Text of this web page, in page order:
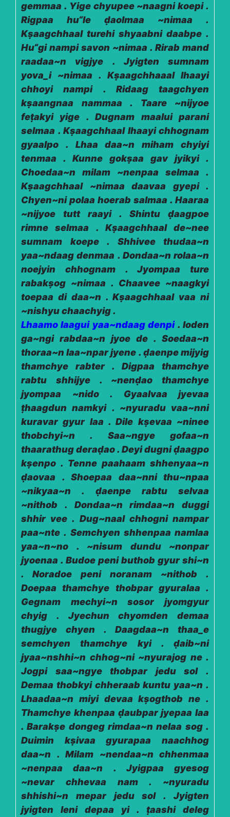
gemmaa . Yige chyupee ~naagni koepi .
Rigpaa hu“le ḍaolmaa ~nimaa .
Kṣaagchhaal turehi shyaabni daabpe .
Hu“gi nampi savon ~nimaa . Rirab mand
raadaa~n vigjye . Jyigten sumnam
yova_i ~nimaa . Kṣaagchhaaal lhaayi
chhoyi nampi . Ridaag taagchyen
kṣaangnaa nammaa . Taare ~nijyoe
feṭakyi yige . Dugnam maalui parani
selmaa . Kṣaagchhaal lhaayi chhognam
gyaalpo . Lhaa daa~n miham chyiyi
tenmaa . Kunne gokṣaa gav jyikyi .
Choedaa~n milam ~nenpaa selmaa .
Kṣaagchhaal ~nimaa daavaa gyepi .
Chyen~ni polaa hoerab salmaa . Haaraa
~nijyoe tutt raayi . Shintu ḍaagpoe
rimne selmaa . Kṣaagchhaal de~nee
sumnam koepe . Shhivee thudaa~n
yaa~ndaag denmaa . Dondaa~n rolaa~n
noejyin chhognam . Jyompaa ture
rabakṣog ~nimaa . Chaavee ~naagkyi
toepaa di daa~n . Kṣaagchhaal vaa ni
~nishyu chaachyig .
Lhaamo laagui yaa~ndaag denpi .loden
ga~ngi rabdaa~n jyoe de . Soedaa~n
thoraa~n laa~npar jyene . ḍaenpe mijyig
thamchye rabter . Digpaa thamchye
rabtu shhijye . ~nenḍao thamchye
jyompaa ~nido . Gyaalvaa jyevaa
ṭhaagdun namkyi . ~nyuradu vaa~nni
kuravar gyur laa . Dile kṣevaa ~ninee
thobchyi~n . Saa~ngye gofaa~n
thaarathug deraḍao . Deyi dugni ḍaagpo
kṣenpo . Tenne paahaam shhenyaa~n
ḍaovaa . Shoepaa daa~nni thu~npaa
~nikyaa~n . ḍaenpe rabtu selvaa
~nithob . Dondaa~n rimdaa~n duggi
shhir vee . Dug~naal chhogni nampar
paa~nte . Semchyen shhenpaa namlaa
yaa~n~no . ~nisum dundu ~nonpar
jyoenaa . Budoe peni buthob gyur shi~n
. Noradoe peni noranam ~nithob .
Doepaa thamchye thobpar gyuralaa .
Gegnam mechyi~n sosor jyomgyur
chyig . Jyechun chyomden demaa
thugjye chyen . Daagdaa~n thaa_e
semchyen thamchye kyi . ḍaib~ni
jyaa~nshhi~n chhog~ni ~nyurajog ne .
Jogpi saa~ngye thobpar jedu sol .
Demaa thobkyi chheraab kuntu yaa~n .
Lhaadaa~n miyi devaa kṣogthob ne .
Thamchye khenpaa ḍaubpar jyepaa laa
. Barakṣe dongeg rimdaa~n nelaa sog .
Duimin kṣivaa gyurapaa naachhog
daa~n . Milam ~nendaa~n chhenmaa
~nenpaa daa~n . Jyigpaa gyesog
~nevar chhevaa nam . ~nyuradu
shhishi~n mepar jedu sol . Jyigten
jyigten leni depaa yi . ṭaashi deleg